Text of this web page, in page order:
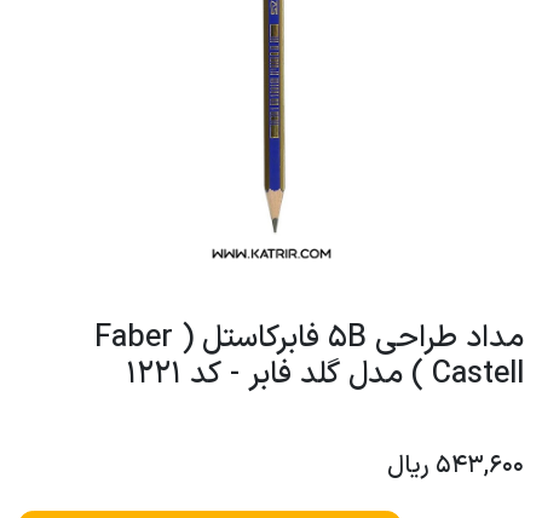
مداد طراحی 5B فابرکاستل ( Faber
Castell ) مدل گلد فابر - کد 1221
543,600 ریال